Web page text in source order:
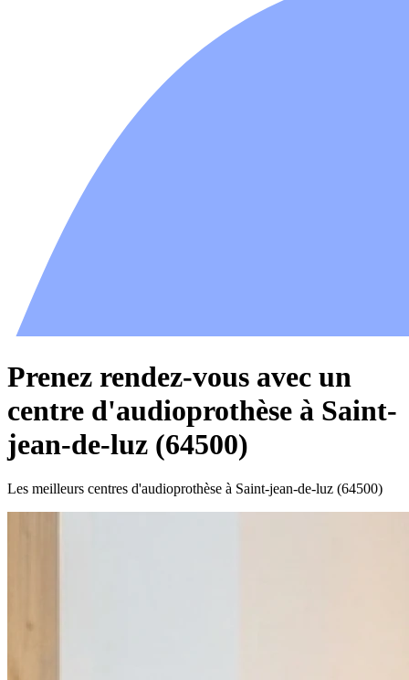
Prenez rendez-vous avec un
centre d'audioprothèse à Saint-
jean-de-luz (64500)
Les meilleurs centres d'audioprothèse à Saint-jean-de-luz (64500)